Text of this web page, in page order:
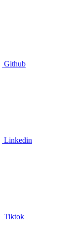
Github
Linkedin
Tiktok